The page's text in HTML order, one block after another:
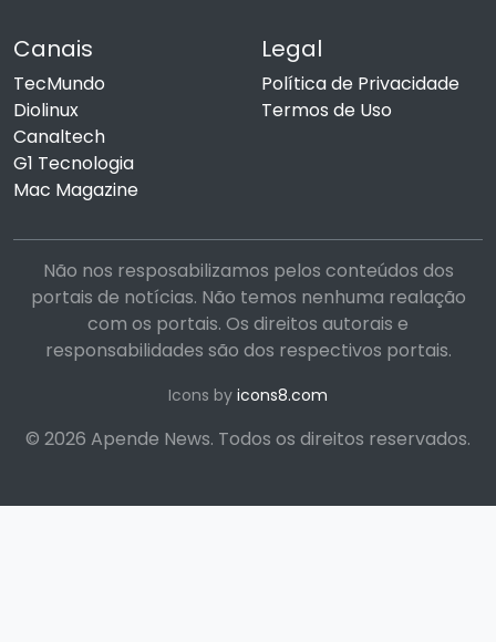
Canais
TecMundo
Diolinux
Canaltech
G1 Tecnologia
Mac Magazine
Legal
Política de Privacidade
Termos de Uso
Não nos resposabilizamos pelos conteúdos dos
portais de notícias. Não temos nenhuma realação
com os portais. Os direitos autorais e
responsabilidades são dos respectivos portais.
Icons by icons8.com
© 2026 Apende News. Todos os direitos reservados.